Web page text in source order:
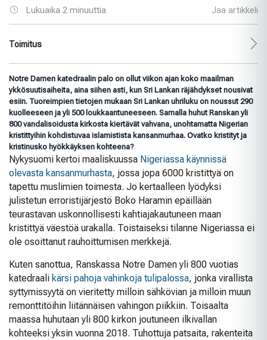
Lukuaika 2 minuuttia Jaa artikkeli
Toimitus
Notre Damen katedraalin palo on ollut viikon ajan koko maailman
ykkösuutisaiheita, aina siihen asti, kun Sri Lankan räjähdykset nousivat
esiin. Tuoreimpien tietojen mukaan Sri Lankan uhriluku on noussut 290
kuolleeseen ja yli 500 loukkaantuneeseen. Samalla huhut Ranskan yli
800 vandalisoidusta kirkosta kiertävät vahvana, unohtamatta Nigerian
kristittyihin kohdistuvaa islamistista kansanmurhaa. Ovatko kristityt ja
kristinusko hyökkäyksen kohteena?
Nykysuomi kertoi maaliskuussa Nigeriassa käynnissä
olevasta kansanmurhasta, jossa jopa 6000 kristittyä on
tapettu muslimien toimesta. Jo kertaalleen lyödyksi
julistetun erroristijärjestö Boko Haramin epäillään
teurastavan uskonnollisesti kahtiajakautuneen maan
kristittyä väestöä urakalla. Toistaiseksi tilanne Nigeriassa ei
ole osoittanut rauhoittumisen merkkejä.
Kuten sanottua, Ranskassa Notre Damen yli 800 vuotias
katedraali kärsi pahoja vahinkoja tulipalossa, jonka virallista
syttymissyytä on vieritetty milloin sähkövian ja milloin muun
remonttitöihin liitännäisen vahingon piikkiin. Toisaalta
maassa huhutaan yli 800 kirkon joutuneen ilkivallan
kohteeksi yksin vuonna 2018. Tuhottuja patsaita, rakenteita